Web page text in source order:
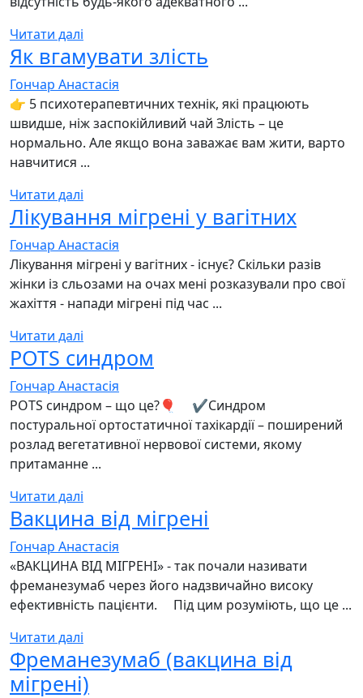
Читати далі
Як вгамувати злість
Гончар Анастасія
👉 5 психотерапевтичних технік, які працюють
швидше, ніж заспокійливий чай Злість – це
нормально. Але якщо вона заважає вам жити, варто
навчитися ...
Читати далі
Лікування мігрені у вагітних
Гончар Анастасія
Лікування мігрені у вагітних - існує? Скільки разів
жінки із сльозами на очах мені розказували про свої
жахіття - напади мігрені під час ...
Читати далі
POTS синдром
Гончар Анастасія
POTS синдром – що це?🎈 ⠀ ✔️Синдром
постуральної ортостатичної тахікардії – поширений
розлад вегетативної нервової системи, якому
притаманне ...
Читати далі
Вакцина від мігрені
Гончар Анастасія
«ВАКЦИНА ВІД МІГРЕНІ» - так почали називати
фреманезумаб через його надзвичайно високу
ефективність пацієнти. ⠀ Під цим розуміють, що це ...
Читати далі
Фреманезумаб (вакцина від
мігрені)